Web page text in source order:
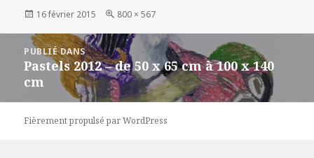
Publié
16 février 2015
Taille
800 × 567
Navigation
l’article
PUBLIÉ DANS
Pastels 2012 – de 50 x 65 cm à 100 x 140
cm
Fièrement propulsé par WordPress